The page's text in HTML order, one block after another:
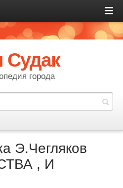
города
Э.Чегляков
, И